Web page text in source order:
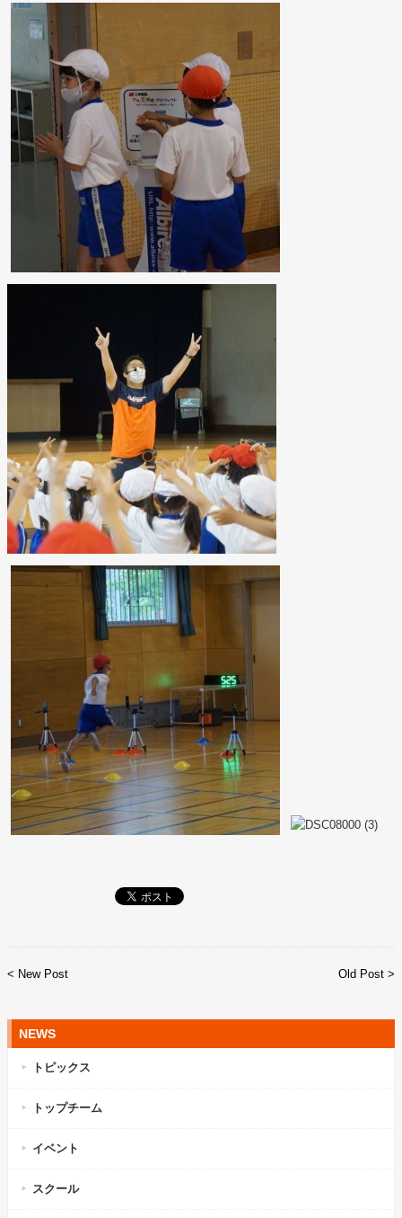
< New Post Old Post >
NEWS
トピックス
トップチーム
イベント
スクール